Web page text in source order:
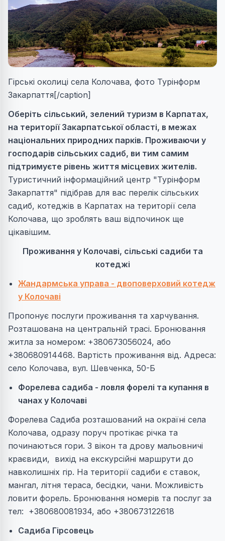
Гірські околиці села Колочава, фото Турінформ
Закарпаття[/caption]
Оберіть сільський, зелений туризм в Карпатах,
на території Закарпатської області, в межах
національних природних парків. Проживаючи у
господарів сільських садиб, ви тим самим
підтримуєте рівень життя місцевих жителів.
Туристичний інформаційний центр "Турінформ
Закарпаття" підібрав для вас перелік сільських
садиб, котеджів в Карпатах на території села
Колочава, що зроблять ваш відпочинок ще
цікавішим.
Проживання у Колочаві, сільські садиби та
котеджі
Жандармська управа - двоповерховий котедж
у Колочаві
Пропонує послуги проживання та харчування.
Розташована на центральній трасі. Бронювання
житла за номером: +380673056024, або
+380680914468. Вартість проживання від. Адреса:
село Колочава, вул. Шевченка, 50-Б
Форелева садиба - ловля форелі та купання в
чанах у Колочаві
Форелева Садиба розташований на окраїні села
Колочава, одразу поруч протікає річка та
починаються гори. З вікон та дрову мальовничі
краєвиди, вихід на екскурсійні маршрути до
навколишніх гір. На території садиби є ставок,
мангал, літня тераса, бесідки, чани. Можливість
ловити форель. Бронювання номерів та послуг за
тел: +380680081934, або +380673122618
Садиба Гірсовець